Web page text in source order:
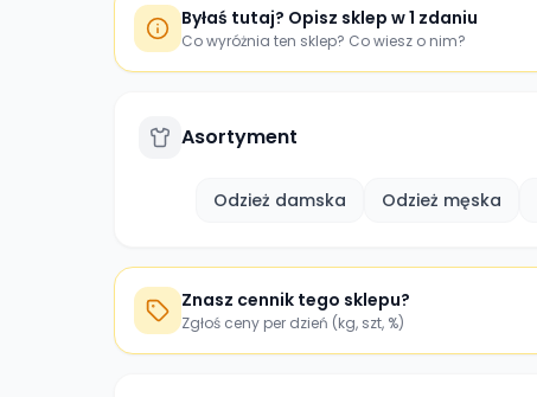
Byłaś tutaj? Opisz sklep w 1 zdaniu
Co wyróżnia ten sklep? Co wiesz o nim?
Asortyment
Odzież damska Odzież męska
Znasz cennik tego sklepu?
Zgłoś ceny per dzień (kg, szt, %)